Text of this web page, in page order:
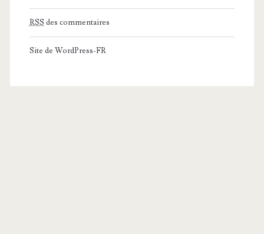
RSS des commentaires
Site de WordPress-FR